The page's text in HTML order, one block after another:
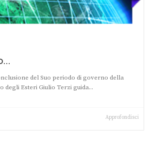
del Suo periodo di governo della
degli Esteri Giulio Terzi guida...
Approfondisci